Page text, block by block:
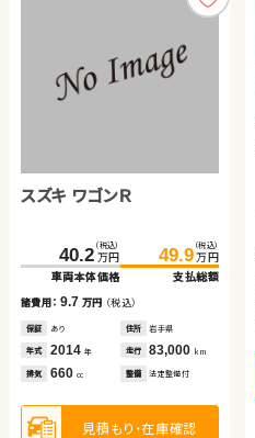
スズキ ワゴンＲ
40.2 （税込）
万円
車両本体価格
49.9 （税込）
万円
支払総額
諸費用：9.7 万円 （税込）
保証 あり 住所 岩手県
年式 2014 年 走行 83,000 km
排気 660 cc 整備 法定整備付
見積もり・在庫確認
ホンダ フリード
車両本体価格
支払総額
諸費用：16.0 万円（税込）
2015 年 46,000 km
1,500cc 法定整備付
見積もり・在庫確認
トヨタ ヴォクシー
車両本体価格
支払総額
諸費用：12.1 万円（税込）
2022 年 35,700 km
2,000cc 法定整備付
見積もり・在庫確認